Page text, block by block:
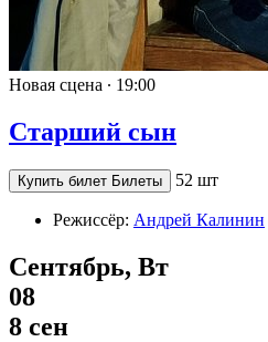
Новая сцена ∙ 19:00
Старший сын
Купить билет Билеты 52 шт
Режиссёр: Андрей Калинин
Сентябрь, Вт
08
8 сен